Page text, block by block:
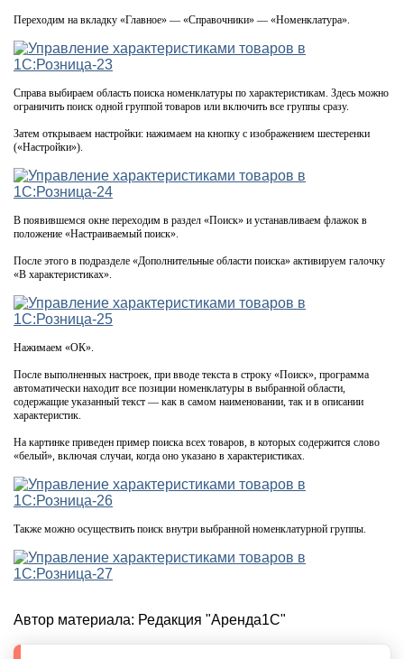
Переходим на вкладку «Главное» — «Справочники» — «Номенклатура».
Справа выбираем область поиска номенклатуры по характеристикам. Здесь можно
ограничить поиск одной группой товаров или включить все группы сразу.
Затем открываем настройки: нажимаем на кнопку с изображением шестеренки
(«Настройки»).
В появившемся окне переходим в раздел «Поиск» и устанавливаем флажок в
положение «Настраиваемый поиск».
После этого в подразделе «Дополнительные области поиска» активируем галочку
«В характеристиках».
Нажимаем «ОК».
После выполненных настроек, при вводе текста в строку «Поиск», программа
автоматически находит все позиции номенклатуры в выбранной области,
содержащие указанный текст — как в самом наименовании, так и в описании
характеристик.
На картинке приведен пример поиска всех товаров, в которых содержится слово
«белый», включая случаи, когда оно указано в характеристиках.
Также можно осуществить поиск внутри выбранной номенклатурной группы.
Автор материала: Редакция "Аренда1С"